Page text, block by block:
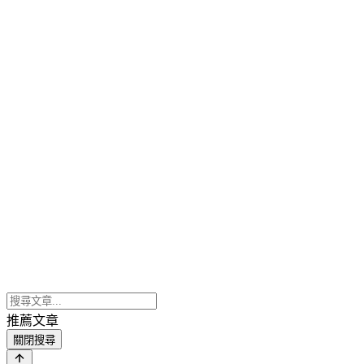
推薦文章
關閉搜尋